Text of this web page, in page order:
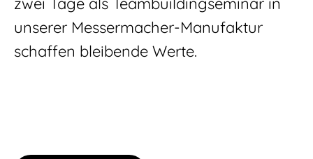
unserer Messermacher-Manufaktur
schaffen bleibende Werte.